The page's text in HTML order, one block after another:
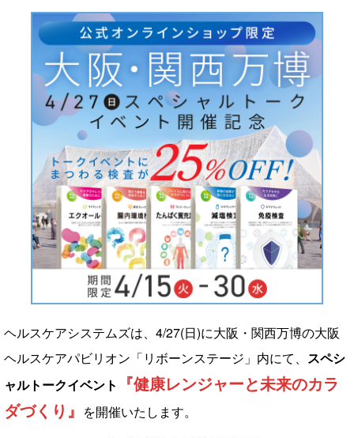
ヘルスケアシステムズは、4/27(日)に大阪・関西万博の大阪
ヘルスケアパビリオン「リボーンステージ」内にて、 スペシ
ャルトークイベント
『健康レンジャーと未来のカラ
ダづくり』 を開催いたします。